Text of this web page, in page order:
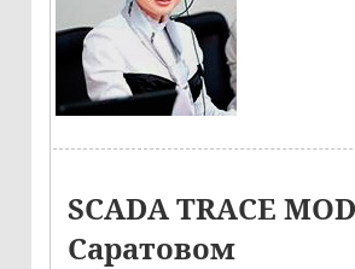
SCADA TRACE
Саратовом